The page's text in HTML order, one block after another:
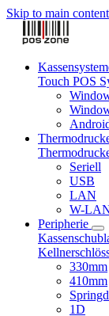
Skip to main content
Touch POS
Seriell
USB
LAN
W-
Peripherie
330mm
410mm
1D